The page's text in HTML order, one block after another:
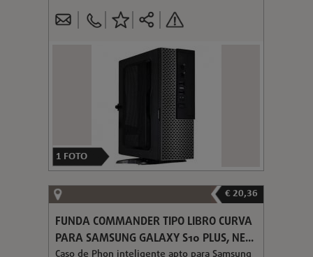
1 FOTO
€ 20,36
FUNDA COMMANDER TIPO LIBRO CURVA
PARA SAMSUNG GALAXY S10 PLUS, NE...